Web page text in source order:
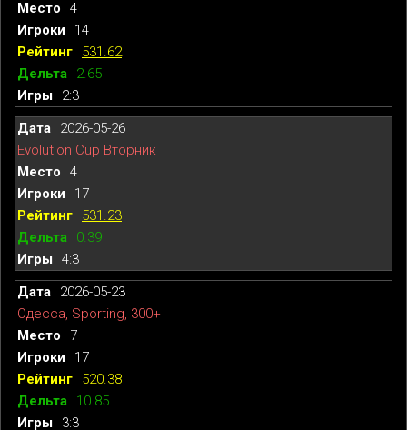
4
14
531.62
2.65
2:3
2026-05-26
Evolution Cup Вторник
4
17
531.23
0.39
4:3
2026-05-23
Одесса, Sporting, 300+
7
17
520.38
10.85
3:3